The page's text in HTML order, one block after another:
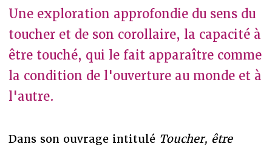
Une exploration approfondie du sens du
toucher et de son corollaire, la capacité à
être touché, qui le fait apparaître comme
la condition de l'ouverture au monde et à
l'autre.
Dans son ouvrage intitulé Toucher, être